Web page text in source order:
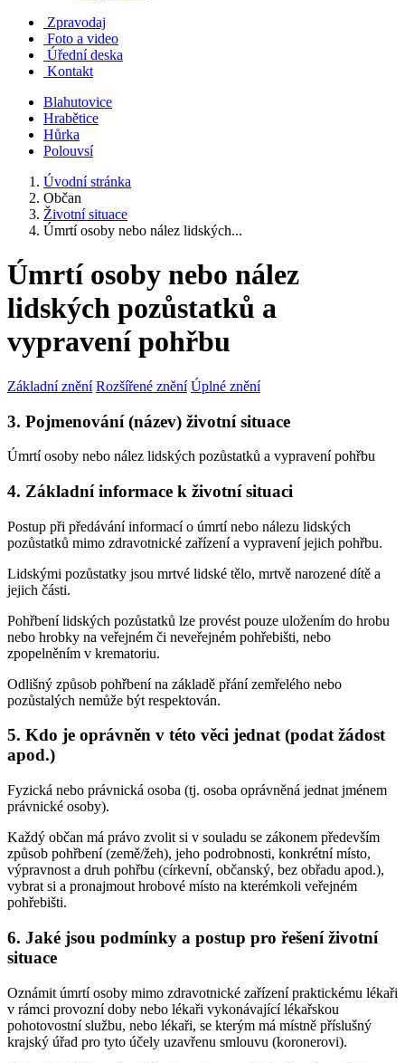
Zpravodaj
Foto a video
Úřední deska
Kontakt
Blahutovice
Hrabětice
Hůrka
Polouvsí
Úvodní stránka
Občan
Životní situace
Úmrtí osoby nebo nález lidských...
Úmrtí osoby nebo nález
lidských pozůstatků a
vypravení pohřbu
Základní znění Rozšířené znění Úplné znění
3. Pojmenování (název) životní situace
Úmrtí osoby nebo nález lidských pozůstatků a vypravení pohřbu
4. Základní informace k životní situaci
Postup při předávání informací o úmrtí nebo nálezu lidských
pozůstatků mimo zdravotnické zařízení a vypravení jejich pohřbu.
Lidskými pozůstatky jsou mrtvé lidské tělo, mrtvě narozené dítě a
jejich části.
Pohřbení lidských pozůstatků lze provést pouze uložením do hrobu
nebo hrobky na veřejném či neveřejném pohřebišti, nebo
zpopelněním v krematoriu.
Odlišný způsob pohřbení na základě přání zemřelého nebo
pozůstalých nemůže být respektován.
5. Kdo je oprávněn v této věci jednat (podat žádost
apod.)
Fyzická nebo právnická osoba (tj. osoba oprávněná jednat jménem
právnické osoby).
Každý občan má právo zvolit si v souladu se zákonem především
způsob pohřbení (země/žeh), jeho podrobnosti, konkrétní místo,
výpravnost a druh pohřbu (církevní, občanský, bez obřadu apod.),
vybrat si a pronajmout hrobové místo na kterémkoli veřejném
pohřebišti.
6. Jaké jsou podmínky a postup pro řešení životní
situace
Oznámit úmrtí osoby mimo zdravotnické zařízení praktickému lékaři
v rámci provozní doby nebo lékaři vykonávající lékařskou
pohotovostní službu, nebo lékaři, se kterým má místně příslušný
krajský úřad pro tyto účely uzavřenu smlouvu (koronerovi).